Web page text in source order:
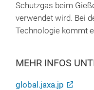
Schutzgas beim
verwendet wird. Bei
Technologie kommt
MEHR INFOS
global.jaxa.jp